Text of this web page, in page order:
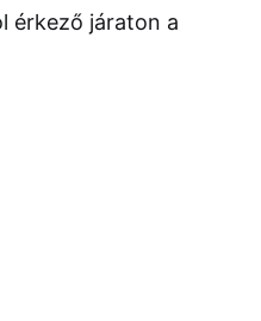
érkező járaton a